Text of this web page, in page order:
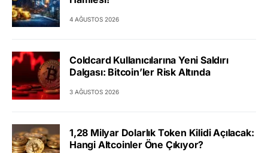
4 AĞUSTOS 2026
Coldcard Kullanıcılarına Yeni Saldırı
Dalgası: Bitcoin’ler Risk Altında
3 AĞUSTOS 2026
1,28 Milyar Dolarlık Token Kilidi Açılacak:
Hangi Altcoinler Öne Çıkıyor?